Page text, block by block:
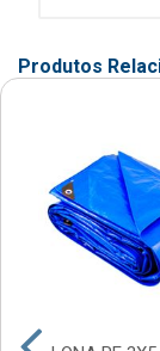
Produtos